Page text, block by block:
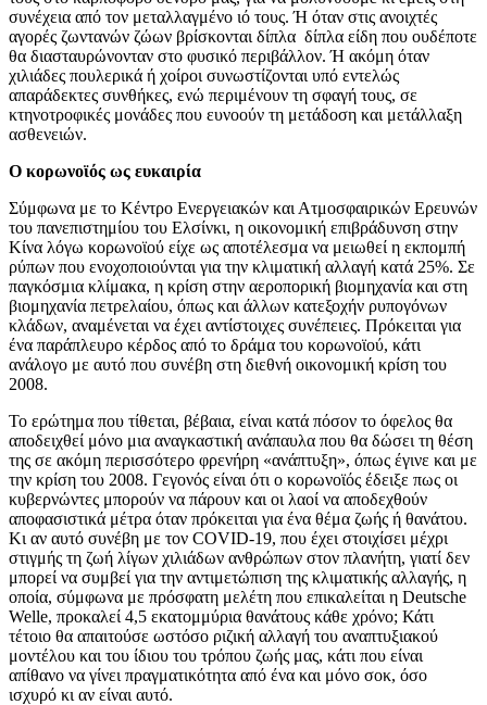
συνέχεια από τον μεταλλαγμένο ιό τους. Ή όταν στις ανοιχτές
αγορές ζωντανών ζώων βρίσκονται δίπλα δίπλα είδη που ουδέποτε
θα διασταυρώνονταν στο φυσικό περιβάλλον. Ή ακόμη όταν
χιλιάδες πουλερικά ή χοίροι συνωστίζονται υπό εντελώς
απαράδεκτες συνθήκες, ενώ περιμένουν τη σφαγή τους, σε
κτηνοτροφικές μονάδες που ευνοούν τη μετάδοση και μετάλλαξη
ασθενειών.
Ο κορωνοϊός ως ευκαιρία
Σύμφωνα με το Κέντρο Ενεργειακών και Ατμοσφαιρικών Ερευνών
του πανεπιστημίου του Ελσίνκι, η οικονομική επιβράδυνση στην
Κίνα λόγω κορωνοϊού είχε ως αποτέλεσμα να μειωθεί η εκπομπή
ρύπων που ενοχοποιούνται για την κλιματική αλλαγή κατά 25%. Σε
παγκόσμια κλίμακα, η κρίση στην αεροπορική βιομηχανία και στη
βιομηχανία πετρελαίου, όπως και άλλων κατεξοχήν ρυπογόνων
κλάδων, αναμένεται να έχει αντίστοιχες συνέπειες. Πρόκειται για
ένα παράπλευρο κέρδος από το δράμα του κορωνοϊού, κάτι
ανάλογο με αυτό που συνέβη στη διεθνή οικονομική κρίση του
2008.
Το ερώτημα που τίθεται, βέβαια, είναι κατά πόσον το όφελος θα
αποδειχθεί μόνο μια αναγκαστική ανάπαυλα που θα δώσει τη θέση
της σε ακόμη περισσότερο φρενήρη «ανάπτυξη», όπως έγινε και με
την κρίση του 2008. Γεγονός είναι ότι ο κορωνοϊός έδειξε πως οι
κυβερνώντες μπορούν να πάρουν και οι λαοί να αποδεχθούν
αποφασιστικά μέτρα όταν πρόκειται για ένα θέμα ζωής ή θανάτου.
Κι αν αυτό συνέβη με τον COVID-19, που έχει στοιχίσει μέχρι
στιγμής τη ζωή λίγων χιλιάδων ανθρώπων στον πλανήτη, γιατί δεν
μπορεί να συμβεί για την αντιμετώπιση της κλιματικής αλλαγής, η
οποία, σύμφωνα με πρόσφατη μελέτη που επικαλείται η Deutsche
Welle, προκαλεί 4,5 εκατομμύρια θανάτους κάθε χρόνο; Κάτι
τέτοιο θα απαιτούσε ωστόσο ριζική αλλαγή του αναπτυξιακού
μοντέλου και του ίδιου του τρόπου ζωής μας, κάτι που είναι
απίθανο να γίνει πραγματικότητα από ένα και μόνο σοκ, όσο
ισχυρό κι αν είναι αυτό.